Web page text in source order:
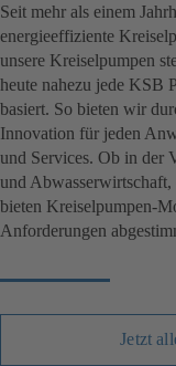
Seit mehr als einem
energieeffiziente
unsere Kreiselpumpen
heute nahezu jede KSB
basiert. So bieten wir
Innovation für jeden
und Services. Ob in der
und
bieten Kreiselpumpen-
Anforderungen
Jetzt